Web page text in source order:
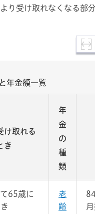
り受け取れなくなる部
年金額一覧
け取れる
き
年
金
の
種
類
65歳に
老
齢